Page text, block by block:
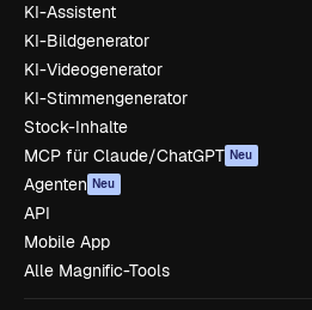
KI-Assistent
KI-Bildgenerator
KI-Videogenerator
KI-Stimmengenerator
Stock-Inhalte
MCP für Claude/ChatGPT Neu
Agenten Neu
API
Mobile App
Alle Magnific-Tools